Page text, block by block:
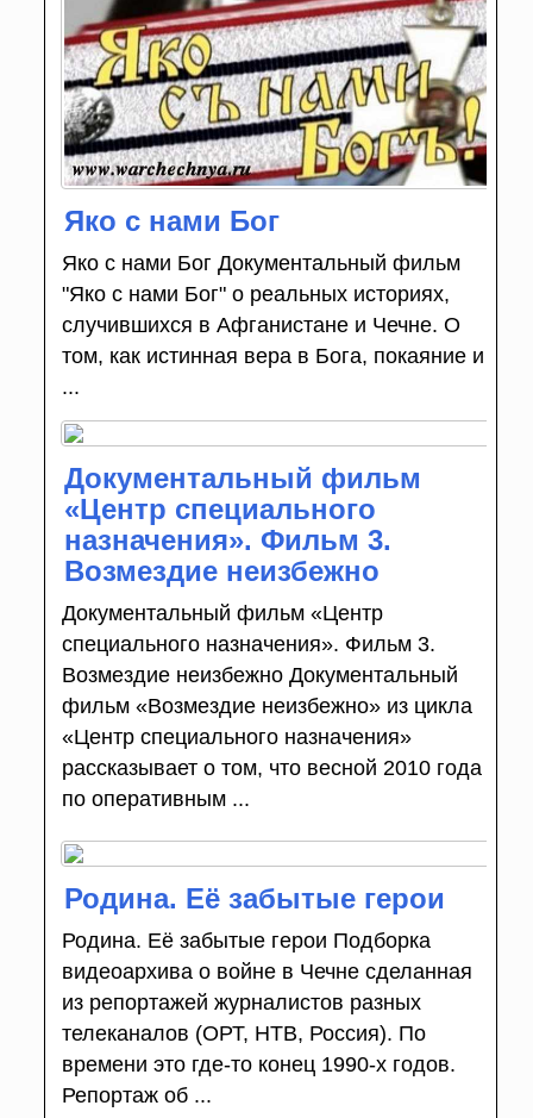
Яко с нами Бог
Яко с нами Бог Документальный фильм
"Яко с нами Бог" о реальных историях,
случившихся в Афганистане и Чечне. О
том, как истинная вера в Бога, покаяние и
...
Документальный фильм
«Центр специального
назначения». Фильм 3.
Возмездие неизбежно
Документальный фильм «Центр
специального назначения». Фильм 3.
Возмездие неизбежно Документальный
фильм «Возмездие неизбежно» из цикла
«Центр специального назначения»
рассказывает о том, что весной 2010 года
по оперативным ...
Родина. Её забытые герои
Родина. Её забытые герои Подборка
видеоархива о войне в Чечне сделанная
из репортажей журналистов разных
телеканалов (ОРТ, НТВ, Россия). По
времени это где-то конец 1990-х годов.
Репортаж об ...